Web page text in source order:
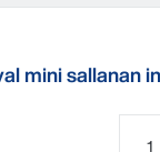
mini sallanan